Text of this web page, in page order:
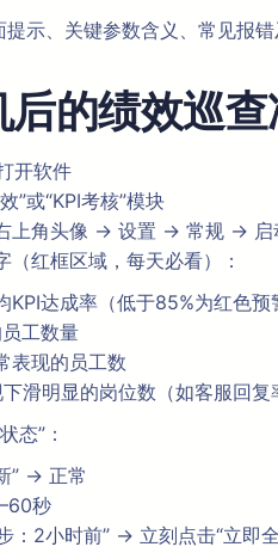
示、关键参数含义、常见报
的绩效巡
开软件
”或“KPI考核”模块
上角头像 → 设置 → 常规 → 启
红框区域，每天必看）：
达成率（低于85%为红色预
工数量
表现的员工数
滑明显的岗位数（如客服回复
态”：
” → 正常
秒
：2小时前” → 立刻点击“立即